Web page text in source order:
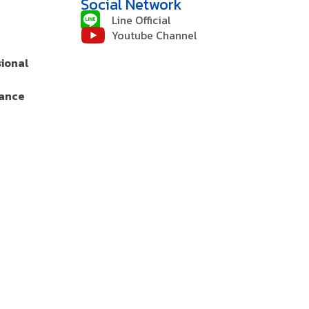
Line Official
Youtube Channel